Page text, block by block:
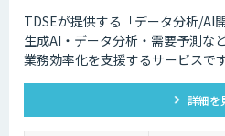
形態素解析、構文解析はコンピュータ
脈解析は曖昧な表現や文化による違いな
GoogleやYahooの検索エンジンによる
SiriやGoogleEchoの音声認識などに自
す。
TDSEが提供する「データ分析/AI
生成AI・データ分析・需要予測な
業務効率化を支援するサービスです
詳細を